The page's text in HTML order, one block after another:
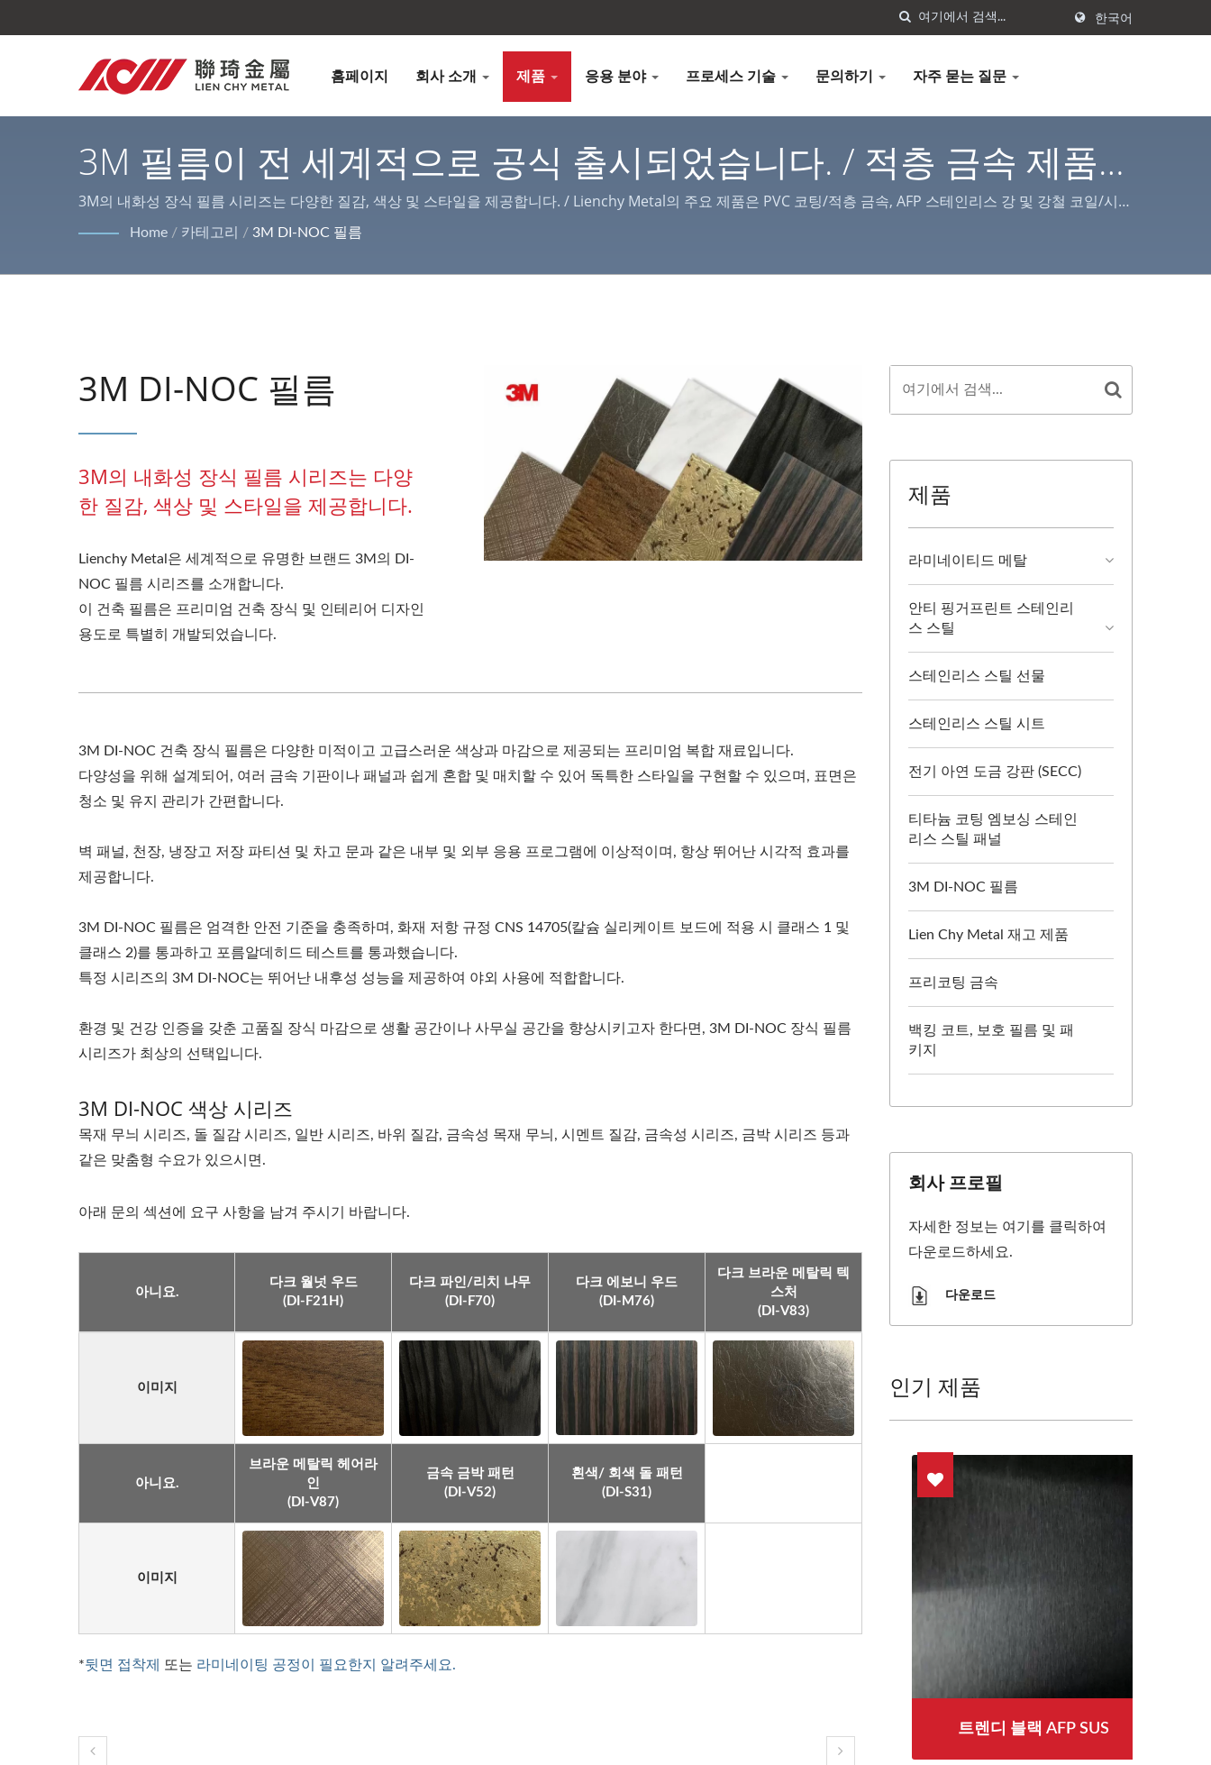
한국어
홈페이지 회사 소개 제품 응용 분야 프로세스 기술 문의하기 자주 묻는 질문
3M 필름이 전 세계적으로 공식 출시되었습니다. / 적층 금속 제품 |
금속 표면 가공 | Lienchy Metal
3M의 내화성 장식 필름 시리즈는 다양한 질감, 색상 및 스타일을 제공합니다. / Lienchy Metal의 주요 제품은 PVC 코팅/적층 금속, AFP 스테인리스 강 및 강철 코일/시
트, 레이저 절단 서비스로, 다양한 실내 및 실외 장식 및 가전 제품 케이스에 적합합니다.
Home / 카테고리 / 3M DI-NOC 필름
3M DI-NOC 필름
3M의 내화성 장식 필름 시리즈는 다양
한 질감, 색상 및 스타일을 제공합니다.
Lienchy Metal은 세계적으로 유명한 브랜드 3M의 DI-
NOC 필름 시리즈를 소개합니다.
이 건축 필름은 프리미엄 건축 장식 및 인테리어 디자인
용도로 특별히 개발되었습니다.
3M DI-NOC 건축 장식 필름은 다양한 미적이고 고급스러운 색상과 마감으로 제공되는 프리미엄 복합 재료입니다.
다양성을 위해 설계되어, 여러 금속 기판이나 패널과 쉽게 혼합 및 매치할 수 있어 독특한 스타일을 구현할 수 있으며, 표면은
청소 및 유지 관리가 간편합니다.
벽 패널, 천장, 냉장고 저장 파티션 및 차고 문과 같은 내부 및 외부 응용 프로그램에 이상적이며, 항상 뛰어난 시각적 효과를
제공합니다.
3M DI-NOC 필름은 엄격한 안전 기준을 충족하며, 화재 저항 규정 CNS 14705(칼슘 실리케이트 보드에 적용 시 클래스 1 및
클래스 2)를 통과하고 포름알데히드 테스트를 통과했습니다.
특정 시리즈의 3M DI-NOC는 뛰어난 내후성 성능을 제공하여 야외 사용에 적합합니다.
환경 및 건강 인증을 갖춘 고품질 장식 마감으로 생활 공간이나 사무실 공간을 향상시키고자 한다면, 3M DI-NOC 장식 필름
시리즈가 최상의 선택입니다.
3M DI-NOC 색상 시리즈
목재 무늬 시리즈, 돌 질감 시리즈, 일반 시리즈, 바위 질감, 금속성 목재 무늬, 시멘트 질감, 금속성 시리즈, 금박 시리즈 등과
같은 맞춤형 수요가 있으시면.
아래 문의 섹션에 요구 사항을 남겨 주시기 바랍니다.
아니요.
다크 월넛 우드
(DI-F21H)
다크 파인/리치 나무
(DI-F70)
다크 에보니 우드
(DI-M76)
다크 브라운 메탈릭 텍
스처
(DI-V83)
이미지
아니요.
브라운 메탈릭 헤어라
인
(DI-V87)
금속 금박 패턴
(DI-V52)
흰색/ 회색 돌 패턴
(DI-S31)
이미지
*뒷면 접착제 또는 라미네이팅 공정이 필요한지 알려주세요.
제품
라미네이티드 메탈
안티 핑거프린트 스테인리
스 스틸
스테인리스 스틸 선물
스테인리스 스틸 시트
전기 아연 도금 강판 (SECC)
티타늄 코팅 엠보싱 스테인
리스 스틸 패널
3M DI-NOC 필름
Lien Chy Metal 재고 제품
프리코팅 금속
백킹 코트, 보호 필름 및 패
키지
회사 프로필
자세한 정보는 여기를 클릭하여
다운로드하세요.
다운로드
인기 제품
트렌디 블랙 AFP SUS